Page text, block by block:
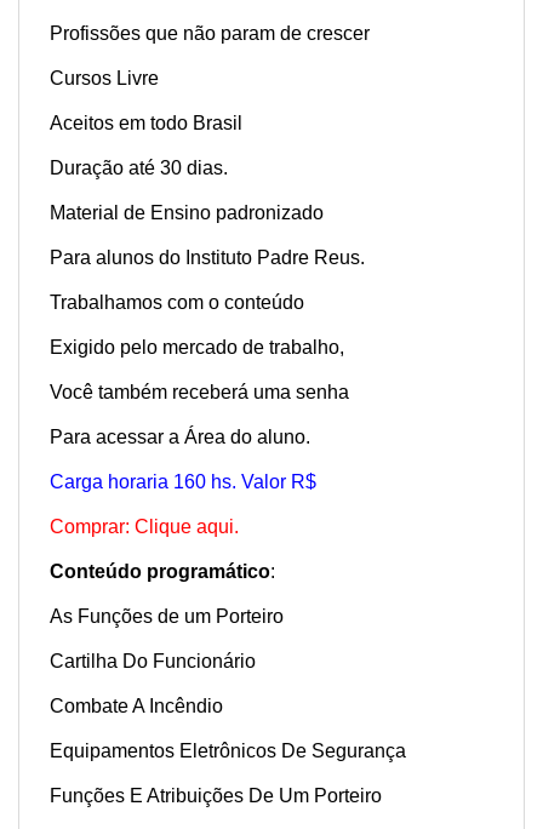
Profissões que não param de crescer
Cursos Livre
Aceitos em todo Brasil
Duração até 30 dias.
Material de Ensino padronizado
Para alunos do Instituto Padre Reus.
Trabalhamos com o conteúdo
Exigido pelo mercado de trabalho,
Você também receberá uma senha
Para acessar a Área do aluno.
Carga horaria 160 hs. Valor R$
Comprar: Clique aqui.
Conteúdo programático:
As Funções de um Porteiro
Cartilha Do Funcionário
Combate A Incêndio
Equipamentos Eletrônicos De Segurança
Funções E Atribuições De Um Porteiro